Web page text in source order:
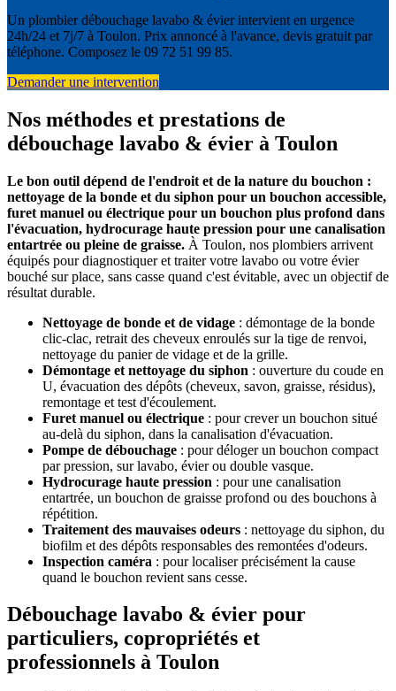
Un plombier débouchage lavabo & évier intervient en urgence
24h/24 et 7j/7 à Toulon. Prix annoncé à l'avance, devis gratuit par
téléphone. Composez le 09 72 51 99 85.
Demander une intervention
Nos méthodes et prestations de
débouchage lavabo & évier à Toulon
Le bon outil dépend de l'endroit et de la nature du bouchon :
nettoyage de la bonde et du siphon pour un bouchon accessible,
furet manuel ou électrique pour un bouchon plus profond dans
l'évacuation, hydrocurage haute pression pour une canalisation
entartrée ou pleine de graisse. À Toulon, nos plombiers arrivent
équipés pour diagnostiquer et traiter votre lavabo ou votre évier
bouché sur place, sans casse quand c'est évitable, avec un objectif de
résultat durable.
Nettoyage de bonde et de vidage : démontage de la bonde
clic-clac, retrait des cheveux enroulés sur la tige de renvoi,
nettoyage du panier de vidage et de la grille.
Démontage et nettoyage du siphon : ouverture du coude en
U, évacuation des dépôts (cheveux, savon, graisse, résidus),
remontage et test d'écoulement.
Furet manuel ou électrique : pour crever un bouchon situé
au-delà du siphon, dans la canalisation d'évacuation.
Pompe de débouchage : pour déloger un bouchon compact
par pression, sur lavabo, évier ou double vasque.
Hydrocurage haute pression : pour une canalisation
entartrée, un bouchon de graisse profond ou des bouchons à
répétition.
Traitement des mauvaises odeurs : nettoyage du siphon, du
biofilm et des dépôts responsables des remontées d'odeurs.
Inspection caméra : pour localiser précisément la cause
quand le bouchon revient sans cesse.
Débouchage lavabo & évier pour
particuliers, copropriétés et
professionnels à Toulon